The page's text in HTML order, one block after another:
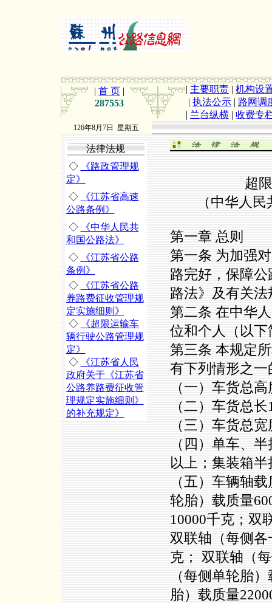
| 首 页 |
287553
| 主要职责 | 机构设
| 执法公示 | 路网调
| 兰台纵横 | 收费专
126年8月7日 星期五
法律法规
◇
《路政管理规
定》
◇
《江苏省高速
公路条例》
◇
《中华人民共
和国公路法》
◇
《江苏省公路
条例》
◇
《江苏省公路
养路费征收管理规
定实施细则》
◇
《超限运输车
辆行驶公路管理规
定》
◇
《江苏省人民
政府关于《江苏省
公路养路费征收管
理规定实施细则》
的补充规定》
超
（中华人
第一章 总则
第一条 为加强
路完好，保障
路法》及有关
第二条 在中华
位和个人（以下
第三条 本规定
有下列情形之
（一）车货总
（二）车货总
（三）车货总
（四）单车、
以上；集装箱
（五）车辆轴
轮胎）载质量
10000千克；双
双联轴（每侧各
克； 双联轴（
（每侧单轮胎
胎）载质量